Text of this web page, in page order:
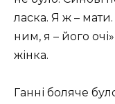
ласка. Я ж –
ним, я – його
жінка.
Ганні боляче